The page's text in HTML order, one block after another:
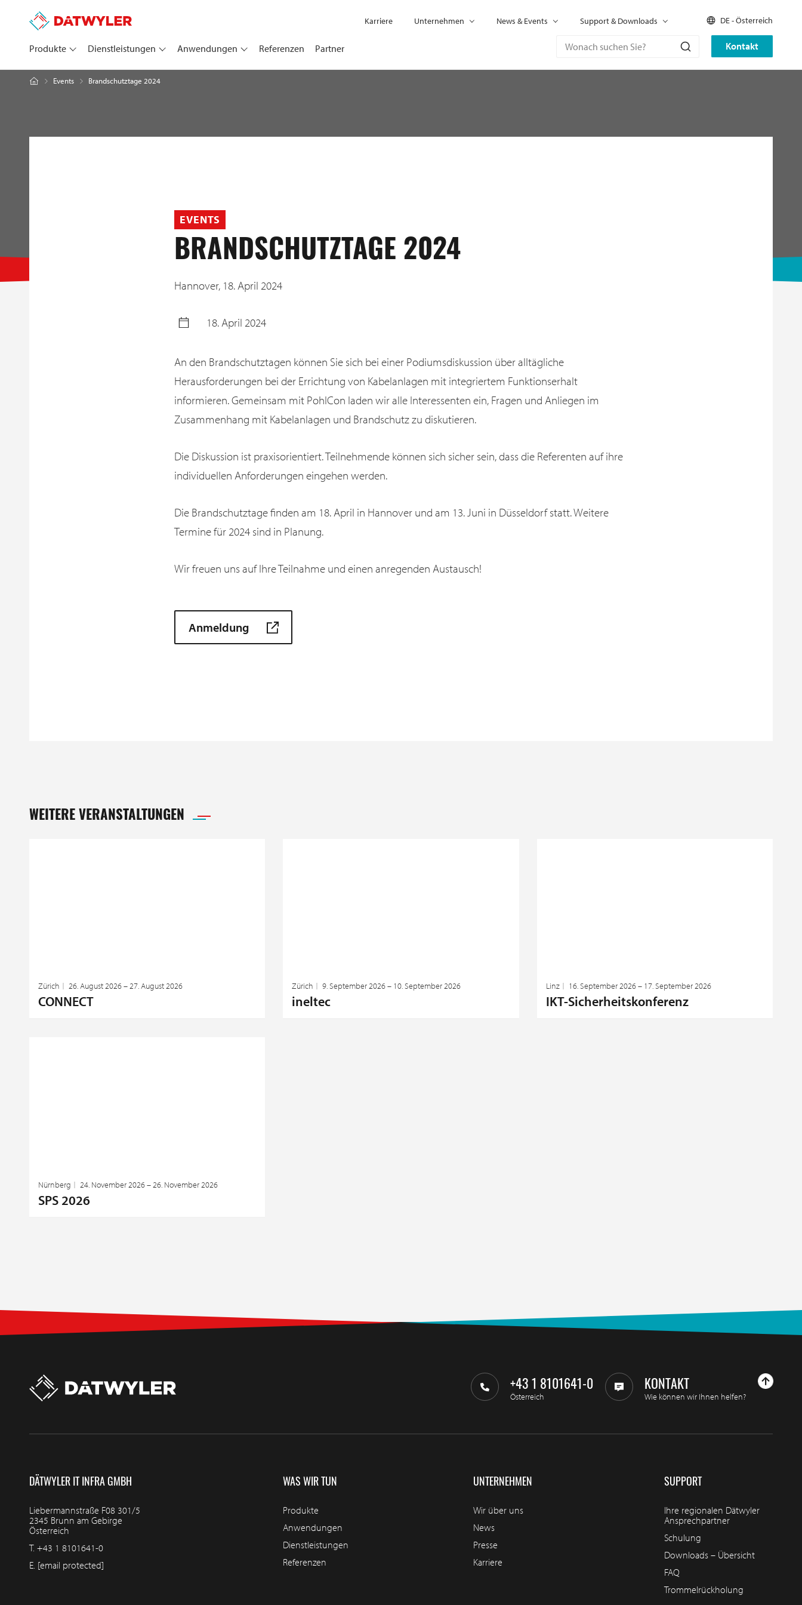
Kontakt
Produkte Dienstleistungen Anwendungen Referenzen Partner
Karriere Unternehmen News & Events Support & Downloads DE - Österreich
Events Brandschutztage 2024
EVENTS
BRANDSCHUTZTAGE 2024
Hannover, 18. April 2024
18. April 2024
An den Brandschutztagen können Sie sich bei einer Podiumsdiskussion über alltägliche
Herausforderungen bei der Errichtung von Kabelanlagen mit integriertem Funktionserhalt
informieren. Gemeinsam mit PohlCon laden wir alle Interessenten ein, Fragen und Anliegen im
Zusammenhang mit Kabelanlagen und Brandschutz zu diskutieren.
Die Diskussion ist praxisorientiert. Teilnehmende können sich sicher sein, dass die Referenten auf ihre
individuellen Anforderungen eingehen werden.
Die Brandschutztage finden am 18. April in Hannover und am 13. Juni in Düsseldorf statt. Weitere
Termine für 2024 sind in Planung.
Wir freuen uns auf Ihre Teilnahme und einen anregenden Austausch!
Anmeldung
WEITERE VERANSTALTUNGEN
Zürich 26. August 2026 – 27. August 2026
CONNECT
Zürich 9. September 2026 – 10. September 2026
ineltec
Linz 16. September 2026 – 17. September 2026
IKT-Sicherheitskonferenz
Nürnberg 24. November 2026 – 26. November 2026
SPS 2026
+43 1 8101641-0
Österreich
KONTAKT
Wie können wir Ihnen helfen?
DÄTWYLER IT INFRA GMBH
Liebermannstraße F08 301/5
2345 Brunn am Gebirge
Österreich
T. +43 1 8101641-0
E. [email protected]
WAS WIR TUN
Produkte
Anwendungen
Dienstleistungen
Referenzen
UNTERNEHMEN
Wir über uns
News
Presse
Karriere
SUPPORT
Ihre regionalen Dätwyler
Ansprechpartner
Schulung
Downloads – Übersicht
FAQ
Trommelrückholung